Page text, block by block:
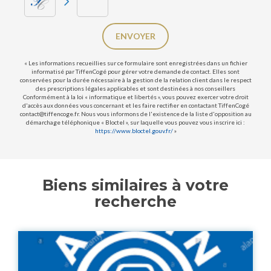
ENVOYER
« Les informations recueillies sur ce formulaire sont enregistrées dans un fichier
informatisé par TiffenCogé pour gérer votre demande de contact. Elles sont
conservées pour la durée nécessaire à la gestion de la relation client dans le respect
des prescriptions légales applicables et sont destinées à nos conseillers
Conformément à la loi « informatique et libertés », vous pouvez exercer votre droit
d'accès aux données vous concernant et les faire rectifier en contactant TiffenCogé
contact@tiffencoge.fr. Nous vous informons de l'existence de la liste d'opposition au
démarchage téléphonique « Bloctel », sur laquelle vous pouvez vous inscrire ici :
https://www.bloctel.gouv.fr/»
Biens similaires à votre
recherche